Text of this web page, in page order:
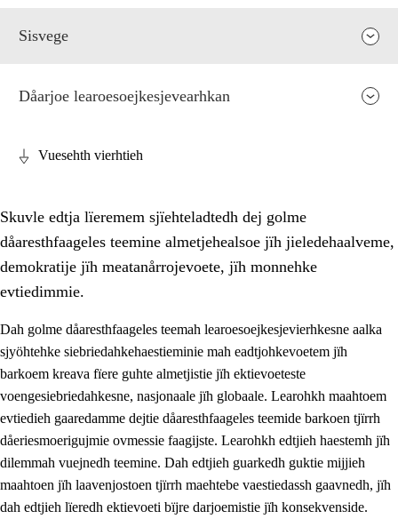
Sisvege
2. Lïeremen, evtiedimmien jïh skearkagimmien prinsihph
2.2 Maahtoe faagine
2.4 Lïeredh lïeredh
Dåaresthfaageles teemah
Dåarjoe learoesoejkesjevearhkan
Vuesehth vierhtieh
Skuvle edtja lïeremem sjïehteladtedh dej golme
dåaresthfaageles teemine almetjehealsoe jïh jieledehaalveme,
demokratije jïh meatanårrojevoete, jïh monnehke
evtiedimmie.
Dah golme dåaresthfaageles teemah learoesoejkesjevierhkesne aalka
sjyöhtehke siebriedahkehaestieminie mah eadtjohkevoetem jïh
barkoem kreava fïere guhte almetjistie jïh ektievoeteste
voengesiebriedahkesne, nasjonaale jïh globaale. Learohkh maahtoem
evtiedieh gaaredamme dejtie dåaresthfaageles teemide barkoen tjïrrh
dåeriesmoerigujmie ovmessie faagijste. Learohkh edtjieh haestemh jïh
dilemmah vuejnedh teemine. Dah edtjieh guarkedh guktie mijjieh
maahtoen jïh laavenjostoen tjïrrh maehtebe vaestiedassh gaavnedh, jïh
dah edtjieh lïeredh ektievoeti bïjre darjoemistie jïh konsekvenside.